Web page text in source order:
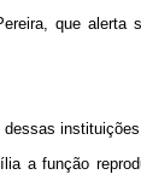
que
a função